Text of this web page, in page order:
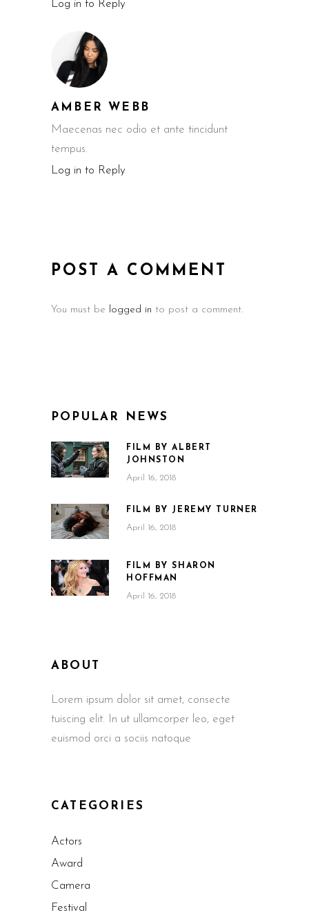
Log in to Reply
AMBER WEBB
Maecenas nec odio et ante tincidunt
tempus.
Log in to Reply
POST A COMMENT
You must be logged in to post a comment.
POPULAR NEWS
FILM BY ALBERT
JOHNSTON
April 16, 2018
FILM BY JEREMY TURNER
April 16, 2018
FILM BY SHARON
HOFFMAN
April 16, 2018
ABOUT
Lorem ipsum dolor sit amet, consecte
tuiscing elit. In ut ullamcorper leo, eget
euismod orci a sociis natoque
CATEGORIES
Actors
Award
Camera
Festival